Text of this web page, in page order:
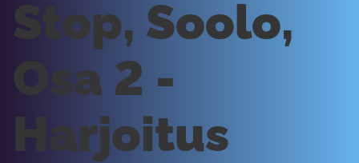
Stop, Soolo,
Osa 2 -
Harjoitus